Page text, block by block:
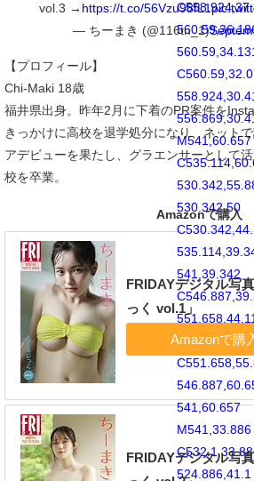
M541,60.657
530.342,50
541,39.342
551.658,50
541,60.657
M541,33.886
524.886,41.1
vol.3 → https://t.co/56Vzu98fL1
— ちーまき (@116tn_1)
【プロフィール】
Chi-Maki 18歳
福井県出身。昨年2月に下着のPR案件を
きっかけに高校を退学処分になり、ネット
アデビューを果たし、グラエンサーとして
校を卒業。
Amazonで購入
FRIDAYデジタル写
っく vol.1」
FRIDAYデジタル写